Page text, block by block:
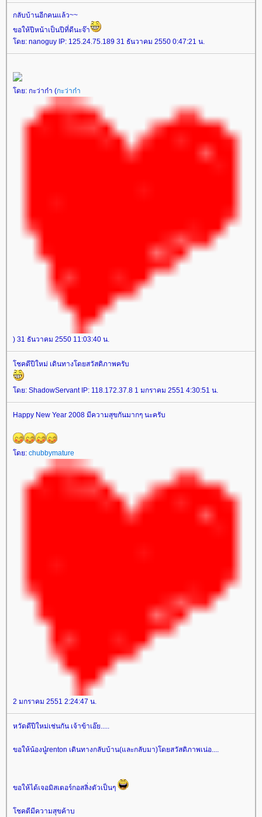
กลับบ้านอีกคนแล้ว~~
ขอให้ปีหน้าเป็นปีที่ดีนะจ๊า
ดย: nanoguy IP: 125.24.75.189 31 ธันวาคม 2550 0:47:21 น.
ดย: กะว่าก๋า (กะว่าก๋า
) 31 ธันวาคม 2550 11:03:40 น.
ชคดีปีใหม่ เดินทางโดยสวัสดิภาพครับ
ดย: ShadowServant IP: 118.172.37.8 1 มกราคม 2551 4:30:51 น.
Happy New Year 2008 มีความสุขกันมากๆ นะครับ
ดย: chubbymature
2 มกราคม 2551 2:24:47 น.
หวัดดีปีใหม่เช่นกัน เจ้าข้าเอ๊ย.....
ขอให้น้องนู๋renton เดินทางกลับบ้าน(และกลับมา)โดยสวัสดิภาพเน่อ....
ขอให้ได้เจอมิสเตอร์กอสลิ่งตัวเป็นๆ
ชคดีมีความสุขค้าบ